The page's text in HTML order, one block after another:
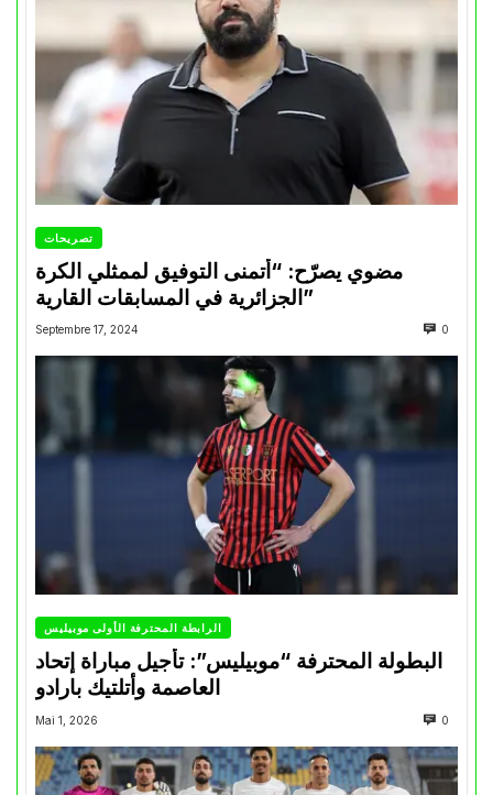
تصريحات
مضوي يصرّح: “أتمنى التوفيق لممثلي الكرة
الجزائرية في المسابقات القارية”
Septembre 17, 2024 0
الرابطة المحترفة الأولى موبيليس
البطولة المحترفة “موبيليس”: تأجيل مباراة إتحاد
العاصمة وأتلتيك بارادو
Mai 1, 2026 0